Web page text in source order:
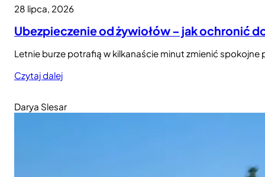
28 lipca, 2026
Ubezpieczenie od żywiołów – jak ochronić
Letnie burze potrafią w kilkanaście minut zmienić
Czytaj dalej
Darya Slesar